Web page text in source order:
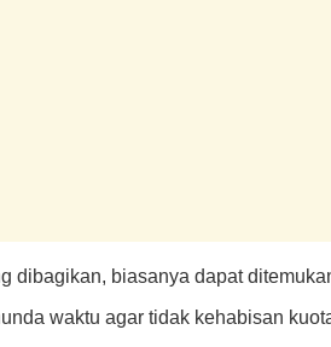
dibagikan, biasanya dapat
waktu agar tidak kehabisan